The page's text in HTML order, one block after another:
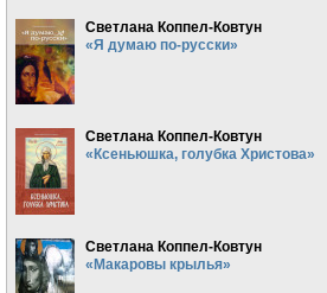
Светлана Коппел-Ковтун
«Я думаю по-русски»
Светлана Коппел-Ковтун
«Ксеньюшка, голубка Христова»
Светлана Коппел-Ковтун
«Макаровы крылья»